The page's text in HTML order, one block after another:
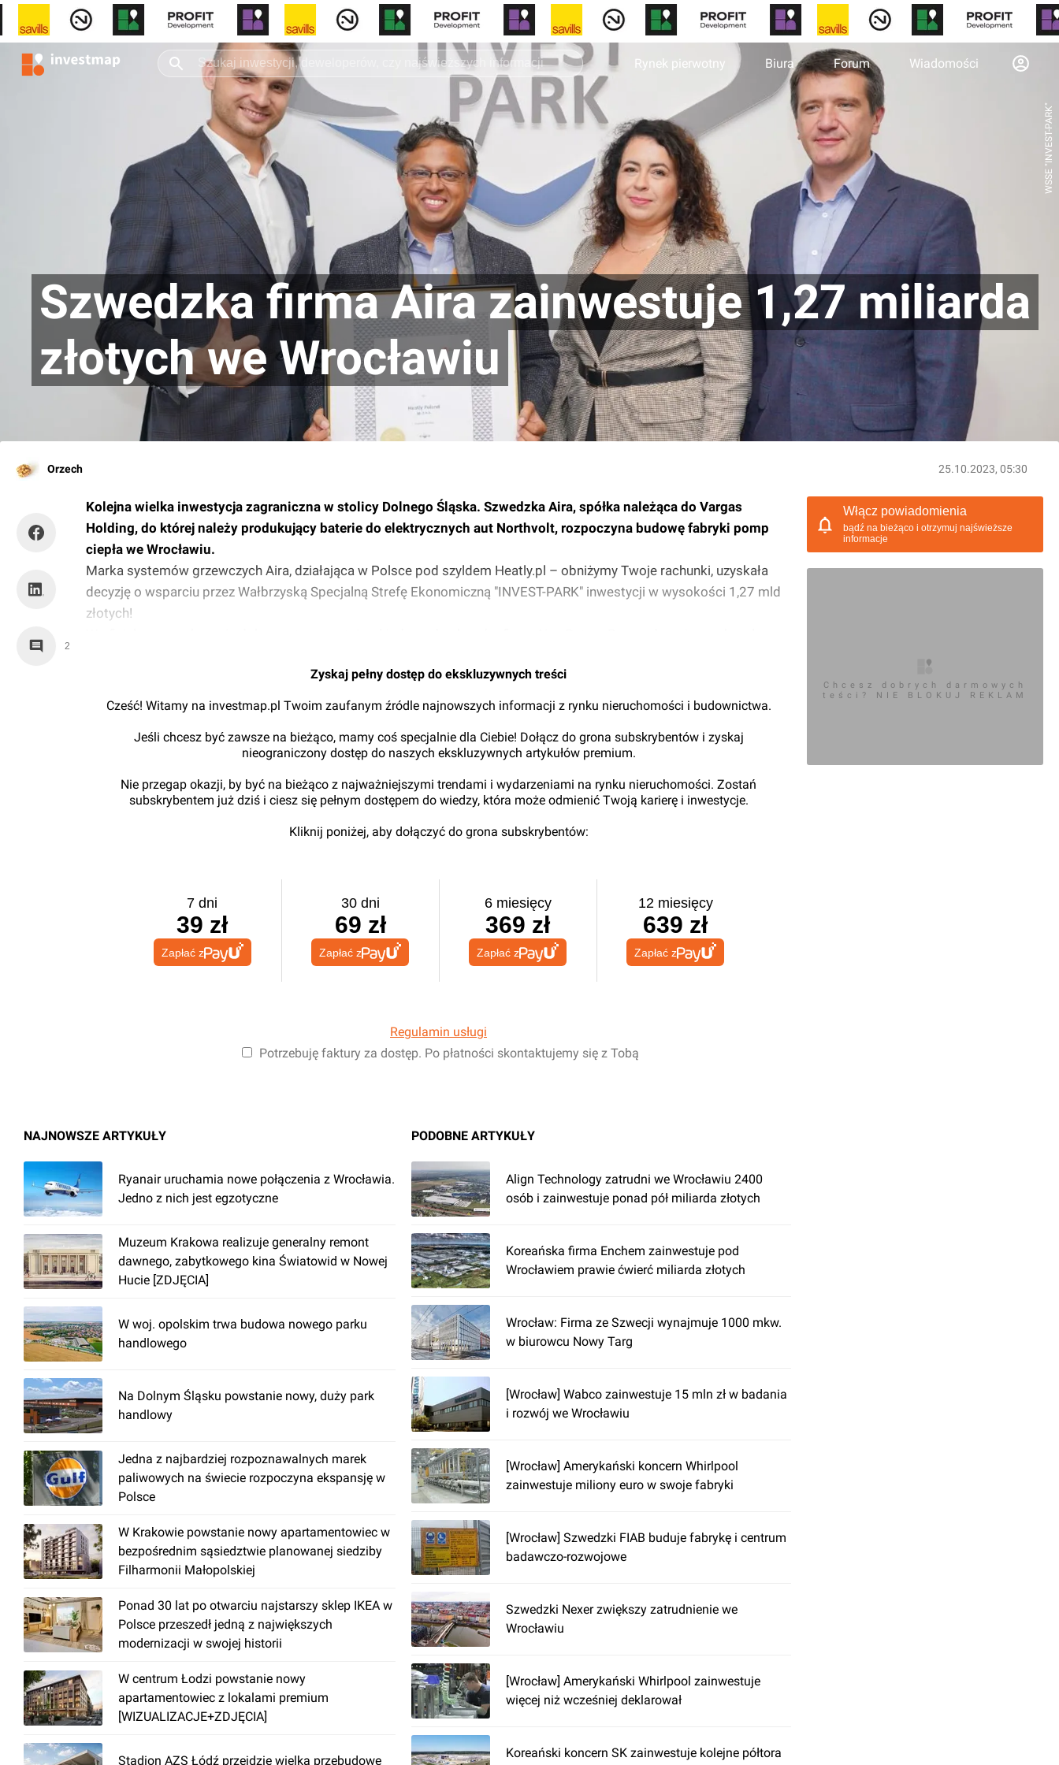
Rynek pierwotny Biura Forum Wiadomości
WSSE "INVEST-PARK"
Szwedzka firma Aira zainwestuje 1,27 miliarda
złotych we Wrocławiu
Orzech 25.10.2023, 05:30
2
Kolejna wielka inwestycja zagraniczna w stolicy Dolnego Śląska. Szwedzka Aira, spółka należąca do Vargas
Holding, do której należy produkujący baterie do elektrycznych aut Northvolt, rozpoczyna budowę fabryki pomp
ciepła we Wrocławiu.
Marka systemów grzewczych Aira, działająca w Polsce pod szyldem Heatly.pl – obniżymy Twoje rachunki, uzyskała
decyzję o wsparciu przez Wałbrzyską Specjalną Strefę Ekonomiczną "INVEST-PARK" inwestycji w wysokości 1,27 mld
złotych!
Zyskaj pełny dostęp do ekskluzywnych treści
Cześć! Witamy na investmap.pl Twoim zaufanym źródle najnowszych informacji z rynku nieruchomości i budownictwa.
Jeśli chcesz być zawsze na bieżąco, mamy coś specjalnie dla Ciebie! Dołącz do grona subskrybentów i zyskaj
nieograniczony dostęp do naszych ekskluzywnych artykułów premium.
Nie przegap okazji, by być na bieżąco z najważniejszymi trendami i wydarzeniami na rynku nieruchomości. Zostań
subskrybentem już dziś i ciesz się pełnym dostępem do wiedzy, która może odmienić Twoją karierę i inwestycje.
Kliknij poniżej, aby dołączyć do grona subskrybentów:
7 dni
39 zł
Zapłać z
30 dni
69 zł
Zapłać z
6 miesięcy
369 zł
Zapłać z
12 miesięcy
639 zł
Zapłać z
Regulamin usługi
Potrzebuję faktury za dostęp. Po płatności skontaktujemy się z Tobą
NAJNOWSZE ARTYKUŁY
Ryanair uruchamia nowe połączenia z Wrocławia.
Jedno z nich jest egzotyczne
Muzeum Krakowa realizuje generalny remont
dawnego, zabytkowego kina Światowid w Nowej
Hucie [ZDJĘCIA]
W woj. opolskim trwa budowa nowego parku
handlowego
Na Dolnym Śląsku powstanie nowy, duży park
handlowy
Jedna z najbardziej rozpoznawalnych marek
paliwowych na świecie rozpoczyna ekspansję w
Polsce
W Krakowie powstanie nowy apartamentowiec w
bezpośrednim sąsiedztwie planowanej siedziby
Filharmonii Małopolskiej
Ponad 30 lat po otwarciu najstarszy sklep IKEA w
Polsce przeszedł jedną z największych
modernizacji w swojej historii
W centrum Łodzi powstanie nowy
apartamentowiec z lokalami premium
[WIZUALIZACJE+ZDJĘCIA]
Stadion AZS Łódź przejdzie wielką przebudowę
PODOBNE ARTYKUŁY
Align Technology zatrudni we Wrocławiu 2400
osób i zainwestuje ponad pół miliarda złotych
Koreańska firma Enchem zainwestuje pod
Wrocławiem prawie ćwierć miliarda złotych
Wrocław: Firma ze Szwecji wynajmuje 1000 mkw.
w biurowcu Nowy Targ
[Wrocław] Wabco zainwestuje 15 mln zł w badania
i rozwój we Wrocławiu
[Wrocław] Amerykański koncern Whirlpool
zainwestuje miliony euro w swoje fabryki
[Wrocław] Szwedzki FIAB buduje fabrykę i centrum
badawczo-rozwojowe
Szwedzki Nexer zwiększy zatrudnienie we
Wrocławiu
[Wrocław] Amerykański Whirlpool zainwestuje
więcej niż wcześniej deklarował
Koreański koncern SK zainwestuje kolejne półtora
Włącz powiadomienia
bądź na bieżąco i otrzymuj najświeższe
informacje
Chcesz dobrych darmowych
teści? NIE BLOKUJ REKLAM